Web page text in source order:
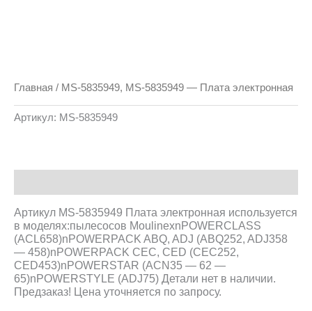
Главная / MS-5835949, MS-5835949 — Плата электронная
Артикул: MS-5835949
Артикул MS-5835949 Плата электронная используется
в моделях:пылесосов MoulinexnPOWERCLASS
(ACL658)nPOWERPACK ABQ, ADJ (ABQ252, ADJ358
— 458)nPOWERPACK CEC, CED (CEC252,
CED453)nPOWERSTAR (ACN35 — 62 —
65)nPOWERSTYLE (ADJ75) Детали нет в наличии.
Предзаказ! Цена уточняется по запросу.